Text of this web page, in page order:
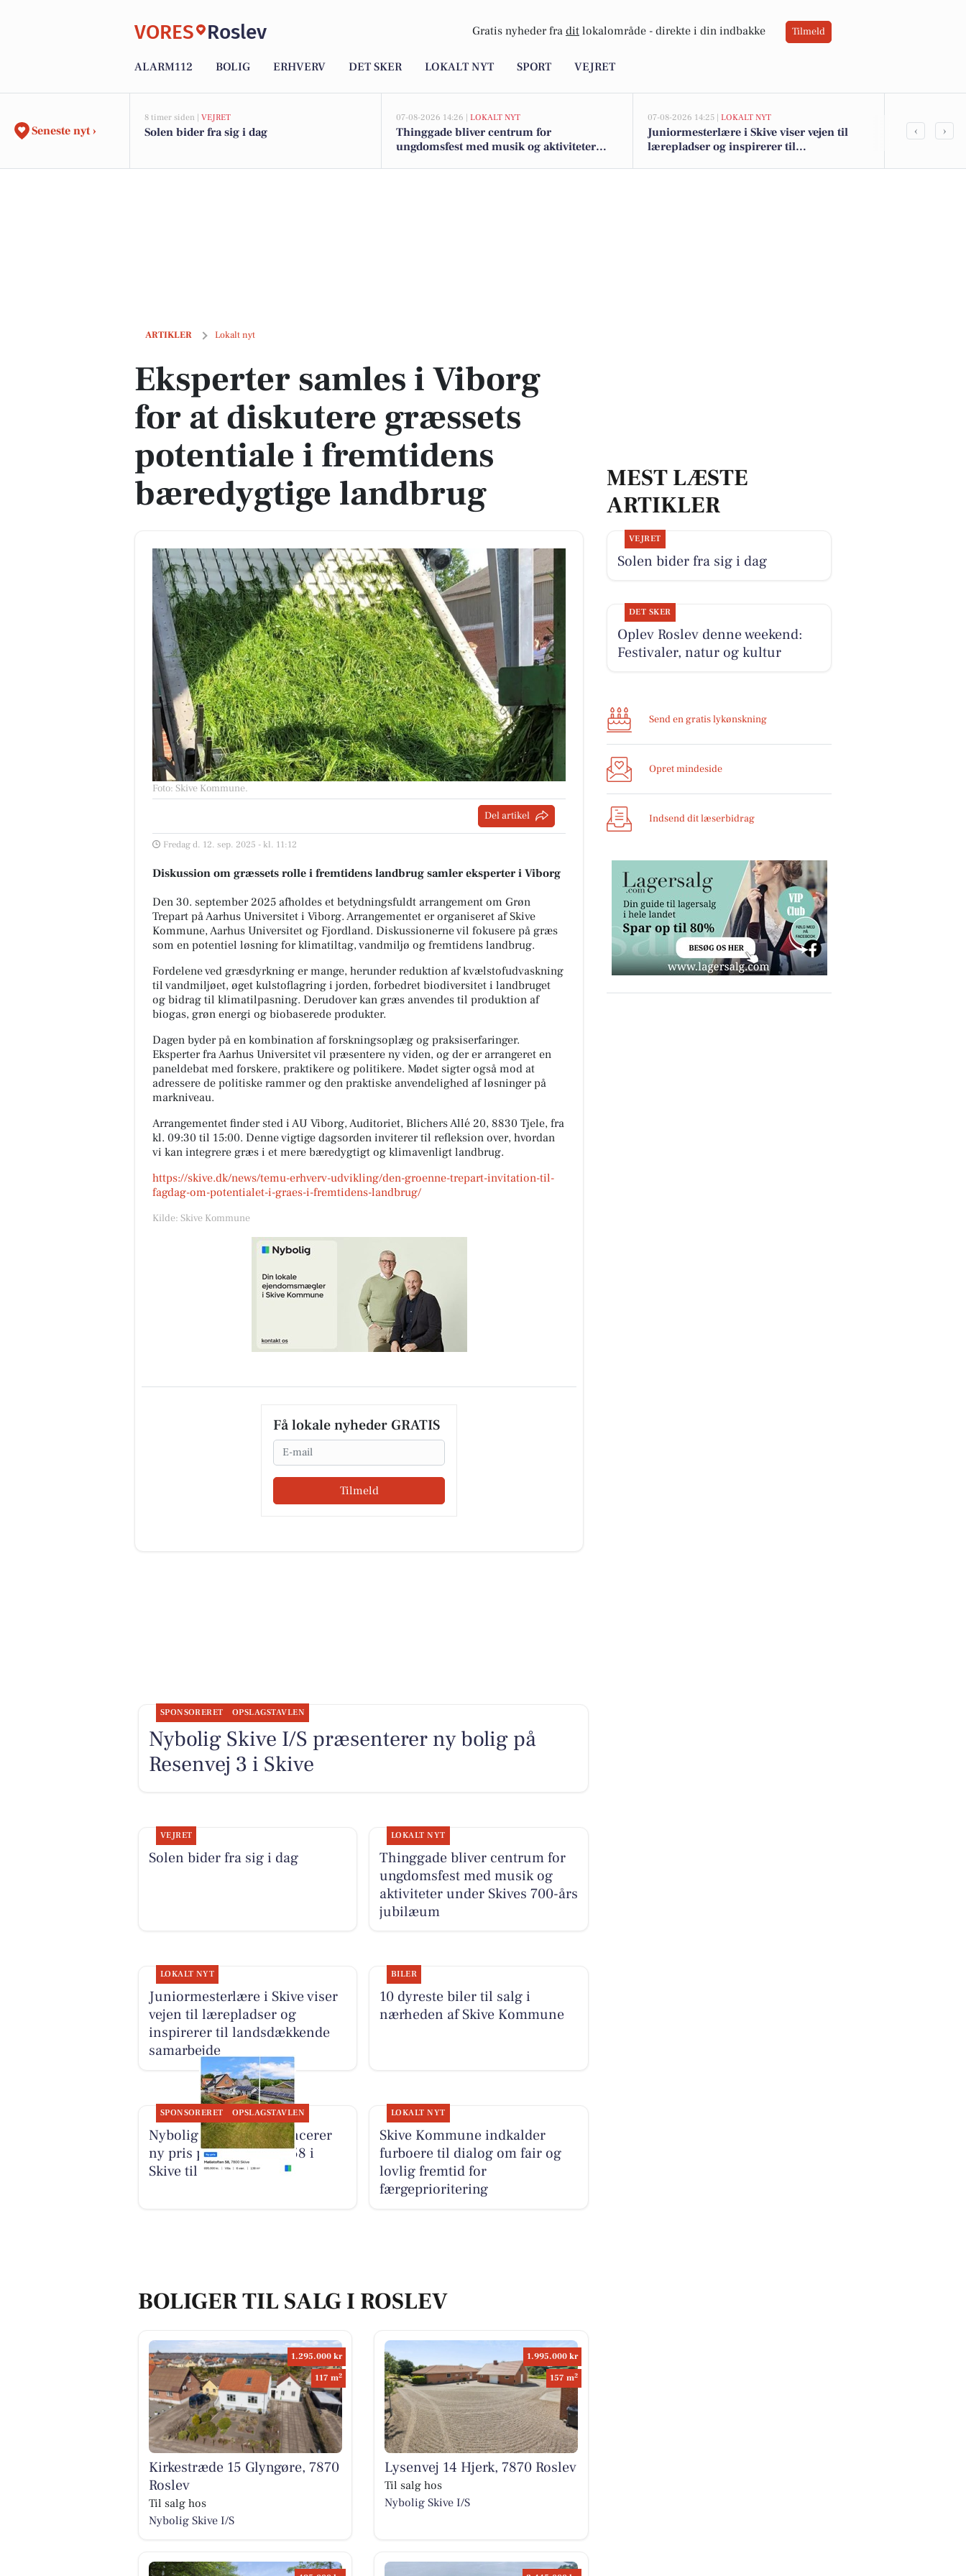
VORES Roslev Gratis nyheder fra dit lokalområde - direkte i din indbakke Tilmeld
ALARM112 BOLIG ERHVERV DET SKER LOKALT NYT SPORT VEJRET
Seneste nyt ›
8 timer siden | VEJRET
Solen bider fra sig i dag
07-08-2026 14:26 | LOKALT NYT
Thinggade bliver centrum for
ungdomsfest med musik og aktiviteter
07-08-2026 14:25 | LOKALT NYT
Juniormesterlære i Skive viser vejen til
lærepladser og inspirerer til
10 dyreste
‹ ›
ARTIKLER Lokalt nyt
Eksperter samles i Viborg for at diskutere græssets potentiale i fremtidens bæredygtige landbrug
Eksperter samles i Viborg
for at diskutere græssets
potentiale i fremtidens
bæredygtige landbrug
Foto: Skive Kommune.
Del artikel
Fredag d. 12. sep. 2025 - kl. 11:12
Diskussion om græssets rolle i fremtidens landbrug samler eksperter i Viborg
Den 30. september 2025 afholdes et betydningsfuldt arrangement om Grøn
Trepart på Aarhus Universitet i Viborg. Arrangementet er organiseret af Skive
Kommune, Aarhus Universitet og Fjordland. Diskussionerne vil fokusere på græs
som en potentiel løsning for klimatiltag, vandmiljø og fremtidens landbrug.
Fordelene ved græsdyrkning er mange, herunder reduktion af kvælstofudvaskning
til vandmiljøet, øget kulstoflagring i jorden, forbedret biodiversitet i landbruget
og bidrag til klimatilpasning. Derudover kan græs anvendes til produktion af
biogas, grøn energi og biobaserede produkter.
Dagen byder på en kombination af forskningsoplæg og praksiserfaringer.
Eksperter fra Aarhus Universitet vil præsentere ny viden, og der er arrangeret en
paneldebat med forskere, praktikere og politikere. Mødet sigter også mod at
adressere de politiske rammer og den praktiske anvendelighed af løsninger på
markniveau.
Arrangementet finder sted i AU Viborg, Auditoriet, Blichers Allé 20, 8830 Tjele, fra
kl. 09:30 til 15:00. Denne vigtige dagsorden inviterer til refleksion over, hvordan
vi kan integrere græs i et mere bæredygtigt og klimavenligt landbrug.
https://skive.dk/news/temu-erhverv-udvikling/den-groenne-trepart-invitation-til-
fagdag-om-potentialet-i-graes-i-fremtidens-landbrug/
Kilde: Skive Kommune
Få lokale nyheder GRATIS
Email
Tilmeld
MEST LÆSTE
ARTIKLER
VEJRET
Solen bider fra sig i dag
DET SKER
Oplev Roslev denne weekend:
Festivaler, natur og kultur
Send en gratis lykønskning
Opret mindeside
Indsend dit læserbidrag
SPONSORERET OPSLAGSTAVLEN
Nybolig Skive I/S præsenterer ny bolig på
Resenvej 3 i Skive
VEJRET
Solen bider fra sig i dag
LOKALT NYT
Thinggade bliver centrum for
ungdomsfest med musik og
aktiviteter under Skives 700-års
jubilæum
LOKALT NYT
Juniormesterlære i Skive viser
vejen til lærepladser og
inspirerer til landsdækkende
samarbejde
BILER
10 dyreste biler til salg i
nærheden af Skive Kommune
SPONSORERET OPSLAGSTAVLEN
Nybolig Skive I/S annoncerer
ny pris på Mølletoften 58 i
Skive til 695.000 kr.
LOKALT NYT
Skive Kommune indkalder
furboere til dialog om fair og
lovlig fremtid for
færgeprioritering
BOLIGER TIL SALG I ROSLEV
1.295.000 kr
117 m2
Kirkestræde 15 Glyngøre, 7870
Roslev
Til salg hos
Nybolig Skive I/S
1.995.000 kr
157 m2
Lysenvej 14 Hjerk, 7870 Roslev
Til salg hos
Nybolig Skive I/S